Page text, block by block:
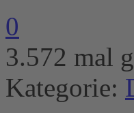
0
3.572 mal
Kategorie: